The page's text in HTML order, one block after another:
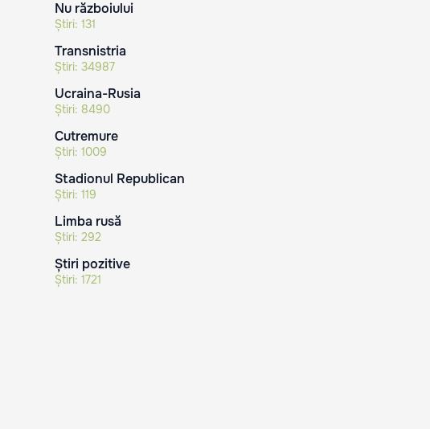
Nu războiului
Știri: 131
Transnistria
Știri: 34987
Ucraina-Rusia
Știri: 8490
Cutremure
Știri: 1009
Stadionul Republican
Știri: 119
Limba rusă
Știri: 292
Știri pozitive
Știri: 1721